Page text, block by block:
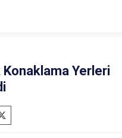
Konaklama Yerleri